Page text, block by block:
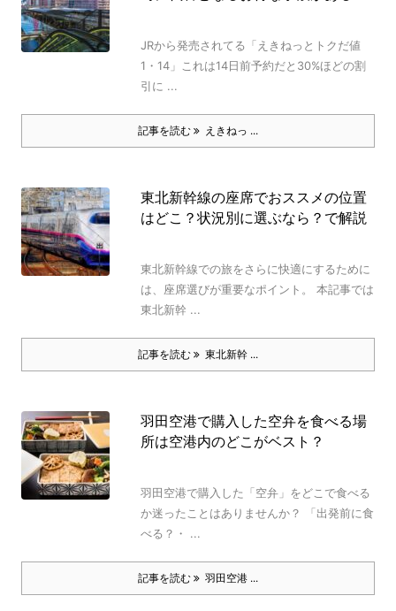
JRから発売されてる「えきねっとトクだ値
1・14」これは14日前予約だと30%ほどの割
引に ...
記事を読む えきねっ ...
東北新幹線の座席でおススメの位置
はどこ？状況別に選ぶなら？で解説
東北新幹線での旅をさらに快適にするために
は、座席選びが重要なポイント。 本記事では
東北新幹 ...
記事を読む 東北新幹 ...
羽田空港で購入した空弁を食べる場
所は空港内のどこがベスト？
羽田空港で購入した「空弁」をどこで食べる
か迷ったことはありませんか？ 「出発前に食
べる？・ ...
記事を読む 羽田空港 ...